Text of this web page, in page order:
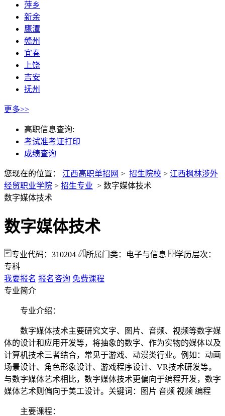
萍乡
新余
鹰潭
赣州
宜春
上饶
吉安
抚州
更多>>
高职信息查询:
考试准考证打印
成绩查询
您现在的位置： 江西高职单招网 > 招生院校 > 江西枫林涉外
经贸职业学院 > 招生专业 > 数字媒体技术
数字媒体技术
数字媒体技术
专业代码：310204 所属门类：电子与信息
学历层次：
专科
我要报名 报名咨询 免费课程
专业简介
专业介绍：
数字媒体技术主要研究文字、图片、音频、视频等数字媒
体的设计和应用开发等，将抽象的数字、作为实物的媒体以及
计算机技术三者结合，常见于游戏、动漫类行业。例如：动画
场景设计、角色形象设计、游戏程序设计、VR技术研发等。
与数字媒体艺术相比，数字媒体技术更偏向于编程开发，数字
媒体艺术则偏向于美工设计。关键词：图片 音频 视频 编程
主要课程：